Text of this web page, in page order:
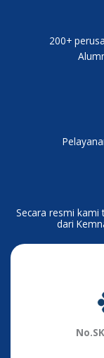
200+
Secara resmi kami
dari